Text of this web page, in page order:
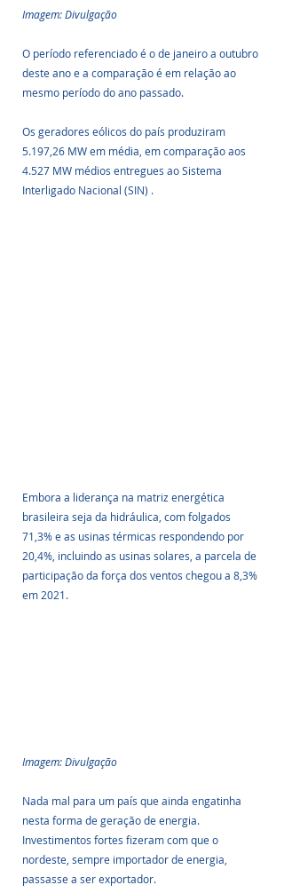
Imagem: Divulgação
O período referenciado é o de janeiro a outubro
deste ano e a comparação é em relação ao
mesmo período do ano passado.
Os geradores eólicos do país produziram
5.197,26 MW em média, em comparação aos
4.527 MW médios entregues ao Sistema
Interligado Nacional (SIN) .
Embora a liderança na matriz energética
brasileira seja da hidráulica, com folgados
71,3% e as usinas térmicas respondendo por
20,4%, incluindo as usinas solares, a parcela de
participação da força dos ventos chegou a 8,3%
em 2021.
Imagem: Divulgação
Nada mal para um país que ainda engatinha
nesta forma de geração de energia.
Investimentos fortes fizeram com que o
nordeste, sempre importador de energia,
passasse a ser exportador.